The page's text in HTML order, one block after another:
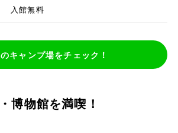
入館無料
キャンプ場をチェック！
博物館を満喫！